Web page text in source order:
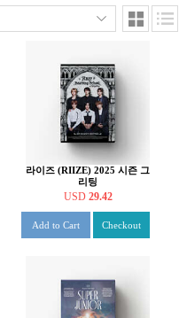
라이즈 (RIIZE) 2025 시즌 그
리팅
USD 29.42
Add to Cart Checkout